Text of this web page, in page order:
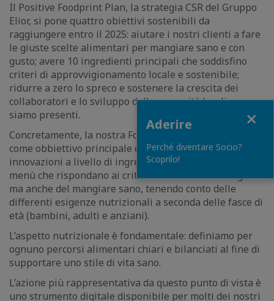
Il Positive Foodprint Plan, la strategia CSR del Gruppo
Elior, si pone quattro obiettivi sostenibili da
raggiungere entro il 2025: aiutare i nostri clienti a fare
le giuste scelte alimentari per mangiare sano e con
gusto; avere 10 ingredienti principali che soddisfino
criteri di approvvigionamento locale e sostenibile;
ridurre a zero lo spreco e sostenere la crescita dei
collaboratori e lo sviluppo delle comunità locali ove
siamo presenti.
Concretamente, la nostra Food Academy interna ha
come obbiettivo principale quello di studiare possibili
innovazioni a livello di ingredienti, ricette e creazioni di
menù che rispondano ai criteri non solo del buon gusto
ma anche del mangiare sano, tenendo conto delle
differenti esigenze nutrizionali a seconda delle fasce di
età (bambini, adulti e anziani).
L’aspetto nutrizionale è fondamentale: definiamo per
ognuno percorsi alimentari chiari e bilanciati al fine di
supportare uno stile di vita sano.
L’azione più rappresentativa da questo punto di vista è
uno strumento digitale disponibile per molti dei nostri
Aderire
Perché diventare Socio?
Scoprilo!